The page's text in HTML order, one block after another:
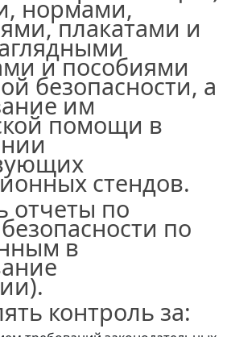
нормами,
плакатами и
и пособиями
безопасности, а
им
помощи в
стендов.
отчеты по
по
в
).
контроль за: